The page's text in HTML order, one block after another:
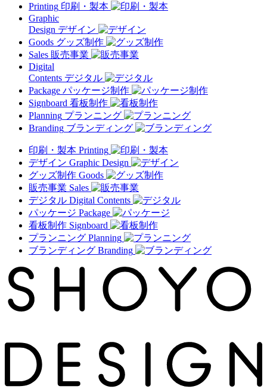
Printing 印刷・製本
Graphic
Design デザイン
Goods グッズ制作
Sales 販売事業
Digital
Contents デジタル
Package パッケージ制作
Signboard 看板制作
Planning プランニング
Branding ブランディング
印刷・製本 Printing
デザイン Graphic Design
グッズ制作 Goods
販売事業 Sales
デジタル Digital Contents
パッケージ Package
看板制作 Signboard
プランニング Planning
ブランディング Branding